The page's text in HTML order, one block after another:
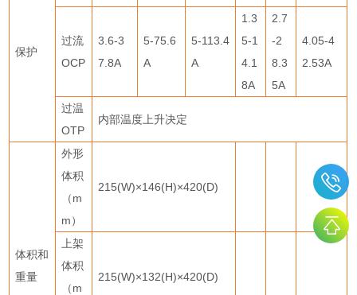
保护
过流
OCP
3.6-3
7.8A
5-75.6
A
5-113.4
A
1.3
5-1
4.1
8A
2.7
-2
8.3
5A
4.05-4
2.53A
过温
OTP
内部温度上升决定
体积和
重量
外形
体积
（m
m）
215(W)×146(H)×420(D)
上架
体积
（m
215(W)×132(H)×420(D)